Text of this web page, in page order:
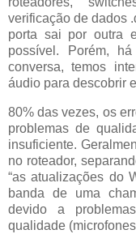
verificação de dados
porta sai por outra
possível.
Porém,
conversa, temos
áudio para descobrir
80% das vezes, os
problemas de
insuficiente.
no roteador,
“as atualizações do
banda de uma
devido a
qualidade